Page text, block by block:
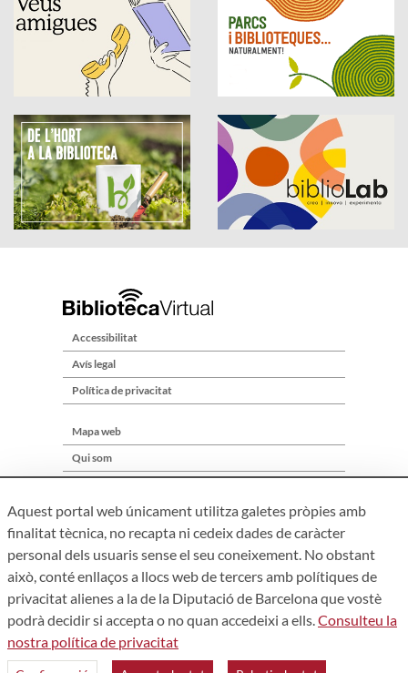
Accessibilitat
Avís legal
Política de privacitat
Mapa web
Qui som
Àrea de Cultura – Gerència de Serveis de Biblioteques. Zamora,
73. 08018 Barcelona. Tel: 934 022 241
Aquest portal web únicament utilitza galetes pròpies amb
finalitat tècnica, no recapta ni cedeix dades de caràcter
personal dels usuaris sense el seu coneixement. No obstant
això, conté enllaços a llocs web de tercers amb polítiques de
privacitat alienes a la de la Diputació de Barcelona que vostè
podrà decidir si accepta o no quan accedeixi a ells.Consulteu la
nostra política de privacitat